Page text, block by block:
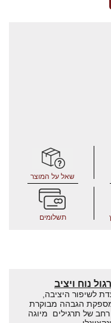
שאל על המוצר
תשלומים
נוח ויציב
לשיפור היציבה,
מספקת הגבהה מבוקרת
של תרגילים מיוגה